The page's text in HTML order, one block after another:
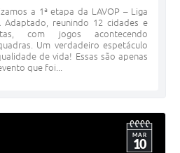
a 1ª etapa da LAVOP – Liga
reunindo 12 cidades e
com jogos acontecendo
Um verdadeiro espetáculo
de vida! Essas são apenas
que foi...
MAR
10